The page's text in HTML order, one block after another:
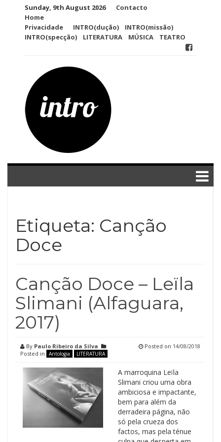
Sunday, 9th August 2026
Contacto
Home
Privacidade
INTRO(dução)
INTRO(missão)
INTRO(specção)
LITERATURA MÚSICA TEATRO
Etiqueta: Canção
Doce
Canção Doce – Leïla
Slimani (Alfaguara,
2017)
By Paulo Ribeiro da Silva
Posted in
Antologia LITERATURA
Posted on 14/08/2018
A marroquina Leïla
Slimani criou uma obra
ambiciosa e impactante,
bem para além da
derradeira página, não
só pela crueza dos
factos, mas pela ténue